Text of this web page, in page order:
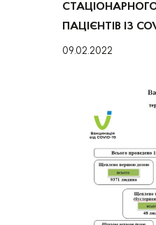
ПАЦІЄНТІВ ІЗ
09.02.2022